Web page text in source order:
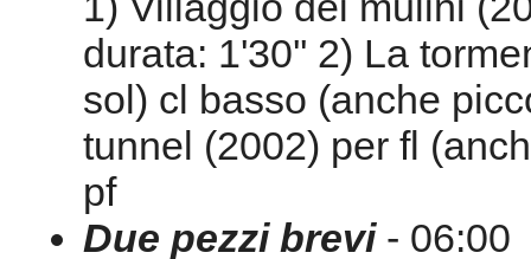
durata: 1'30'' 2) La
sol) cl basso (anche
tunnel (2002) per fl
pf
Due pezzi brevi- 06:00